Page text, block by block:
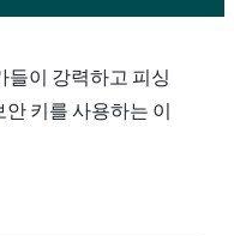
들이 강력하고 피싱
키를 사용하는 이